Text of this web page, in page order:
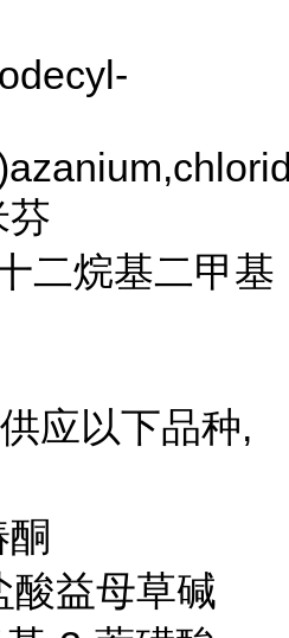
芬
二烷基二甲基
应以下品种,
酸益母草碱